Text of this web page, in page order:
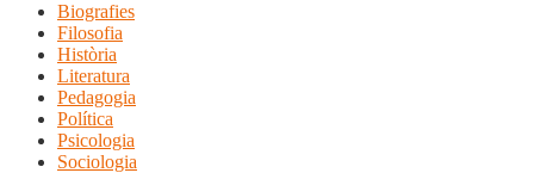
Biografies
Filosofia
Història
Literatura
Pedagogia
Política
Psicologia
Sociologia